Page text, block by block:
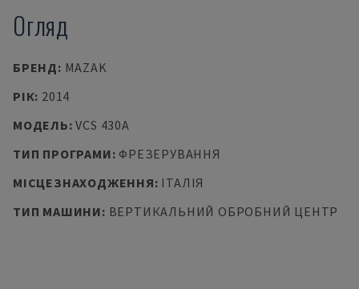
Огляд
БРЕНД: MAZAK
РІК: 2014
МОДЕЛЬ:VCS 430A
ТИП ПРОГРАМИ: ФРЕЗЕРУВАННЯ
МІСЦЕЗНАХОДЖЕННЯ: ІТАЛІЯ
ТИП МАШИНИ: ВЕРТИКАЛЬНИЙ ОБРОБНИЙ ЦЕНТР